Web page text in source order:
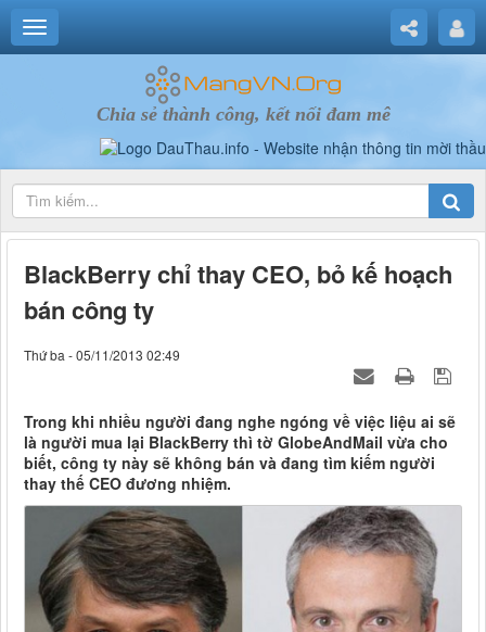
Chia sẻ thành công, kết nối đam mê
BlackBerry chỉ thay CEO, bỏ kế hoạch
bán công ty
Thứ ba - 05/11/2013 02:49
Trong khi nhiều người đang nghe ngóng về việc liệu ai sẽ
là người mua lại BlackBerry thì tờ GlobeAndMail vừa cho
biết, công ty này sẽ không bán và đang tìm kiếm người
thay thế CEO đương nhiệm.